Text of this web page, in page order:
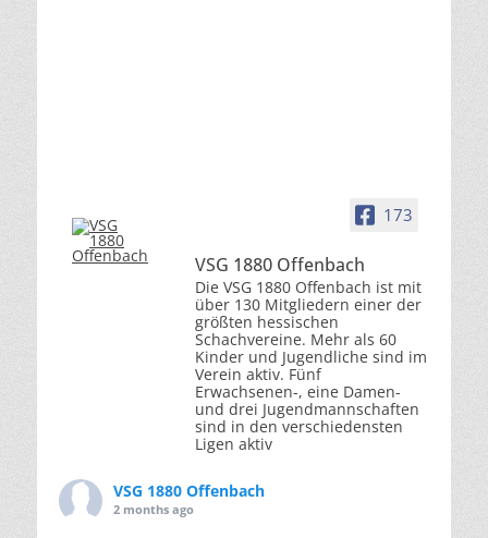
173
VSG 1880 Offenbach
Die VSG 1880 Offenbach ist mit
über 130 Mitgliedern einer der
größten hessischen
Schachvereine. Mehr als 60
Kinder und Jugendliche sind im
Verein aktiv. Fünf
Erwachsenen-, eine Damen-
und drei Jugendmannschaften
sind in den verschiedensten
Ligen aktiv
VSG 1880 Offenbach
2 months ago